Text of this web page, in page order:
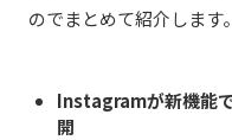
のでまとめて紹介します。
Instagramが新機能
開